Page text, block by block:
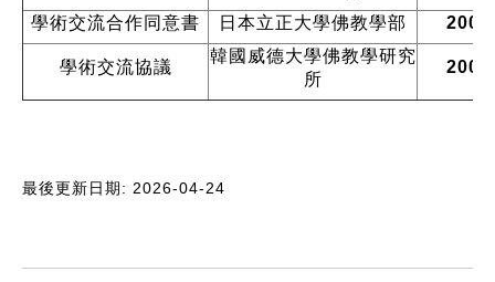
學術交流合作同意書 日本立正大學佛教學部
學術交流協議
韓國威德大學佛教學研究
所
最後更新日期: 2026-04-24